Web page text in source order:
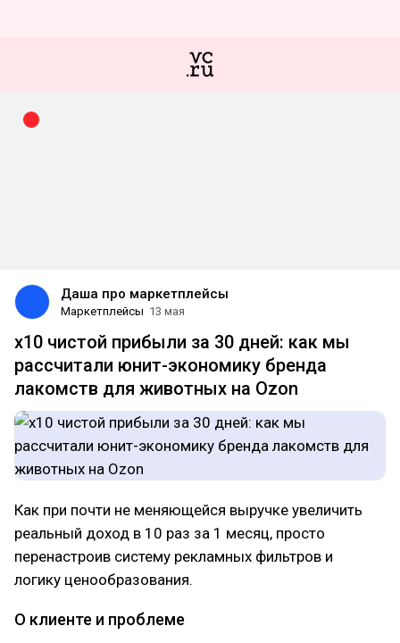
Даша про маркетплейсы
Маркетплейсы 13 мая
х10 чистой прибыли за 30 дней: как мы
рассчитали юнит-экономику бренда
лакомств для животных на Ozon
Как при почти не меняющейся выручке увеличить
реальный доход в 10 раз за 1 месяц, просто
перенастроив систему рекламных фильтров и
логику ценообразования.
О клиенте и проблеме